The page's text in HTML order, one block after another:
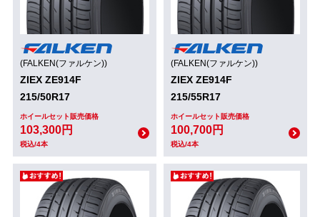
(FALKEN(ファルケン))
ZIEX ZE914F
215/50R17
ホイールセット販売価格
103,300円
税込/4本
(FALKEN(ファルケン))
ZIEX ZE914F
215/55R17
ホイールセット販売価格
100,700円
税込/4本